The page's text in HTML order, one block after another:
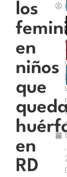
los
en
niños
que
en
RD
u
v
T
j
i
,